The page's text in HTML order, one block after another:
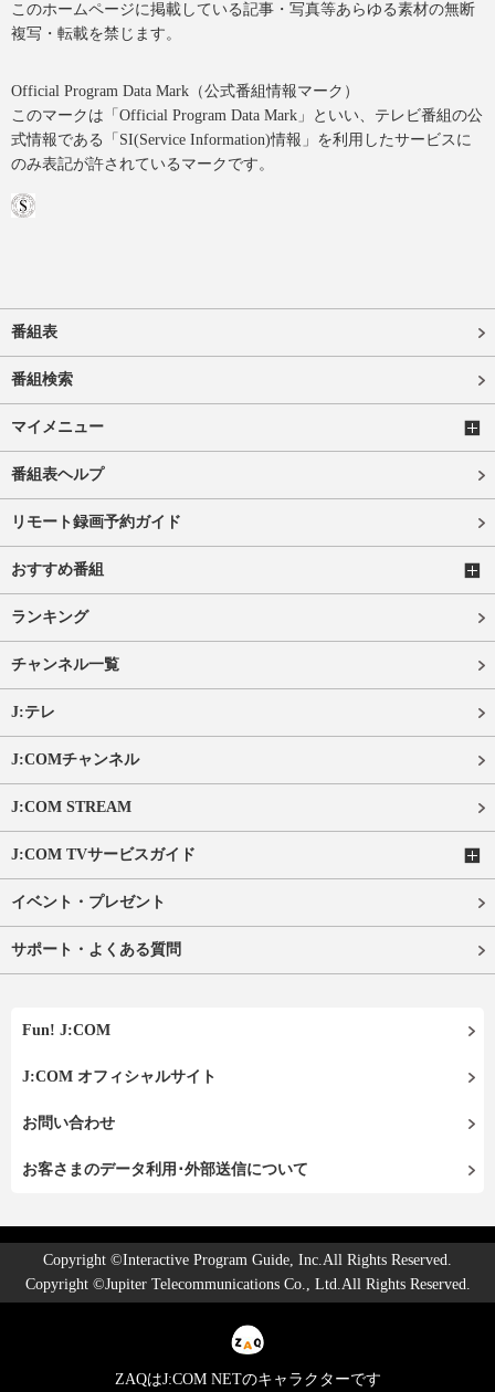
このホームページに掲載している記事・写真等あらゆる素材の無断
複写・転載を禁じます。
Official Program Data Mark（公式番組情報マーク）
このマークは「Official Program Data Mark」といい、テレビ番組の公
式情報である「SI(Service Information)情報」を利用したサービスに
のみ表記が許されているマークです。
番組表
番組検索
マイメニュー
番組表ヘルプ
リモート録画予約ガイド
おすすめ番組
ランキング
チャンネル一覧
J:テレ
J:COMチャンネル
J:COM STREAM
J:COM TVサービスガイド
イベント・プレゼント
サポート・よくある質問
Fun! J:COM
J:COM オフィシャルサイト
お問い合わせ
お客さまのデータ利用･外部送信について
Copyright ©Interactive Program Guide, Inc.All Rights Reserved.
Copyright ©Jupiter Telecommunications Co., Ltd.All Rights Reserved.
ZAQはJ:COM NETのキャラクターです